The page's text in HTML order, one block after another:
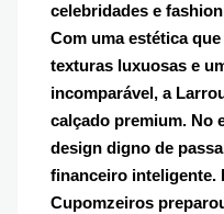
celebridades e
Com uma estética
texturas luxuosas e
incomparável, a
calçado premium. No
design digno de
financeiro inteligente.
Cupomzeiros